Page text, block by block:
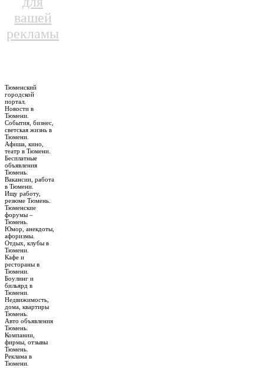
вашей
рекламы
Тюменский
городской
портал.
Новости в
Тюмени.
События, бизнес,
светская жизнь в
Тюмени.
Афиша, кино,
театр в Тюмени.
Бесплатные
объявления
Тюмень.
Вакансии, работа
в Тюмени.
Ищу работу,
резюме Тюмень.
Тюменские
форумы –
Тюмень.
Юмор, анекдоты,
афоризмы.
Отдых, клубы в
Тюмени.
Кафе и
рестораны в
Тюмени.
Боулинг и
бильярд в
Тюмени.
Недвижимость,
дома, квартиры
Тюмень.
Авто объявления
Тюмень.
Компании,
фирмы, отзывы
Тюмень.
Реклама в
Тюмени.